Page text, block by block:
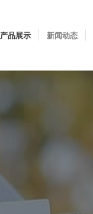
产品展示 新闻动态